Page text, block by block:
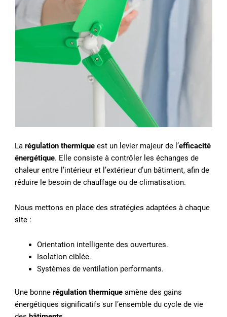
Larégulation thermique est un levier majeur de l’efficacité
énergétique. Elle consiste à contrôler les échanges de
chaleur entre l’intérieur et l’extérieur d’un bâtiment, afin de
réduire le besoin de chauffage ou de climatisation.
Nous mettons en place des stratégies adaptées à chaque
site :
Orientation intelligente des ouvertures.
Isolation ciblée.
Systèmes de ventilation performants.
Une bonnerégulation thermique amène des gains
énergétiques significatifs sur l’ensemble du cycle de vie